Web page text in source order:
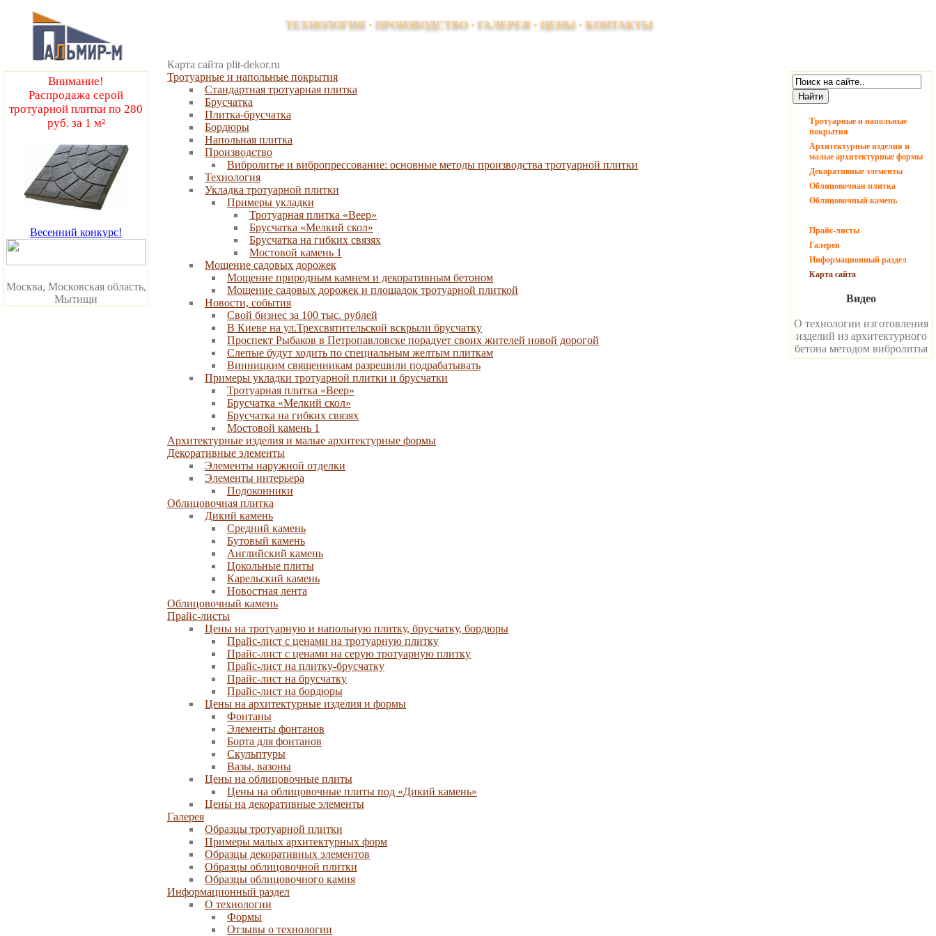
Внимание!
Распродажа серой
тротуарной плитки по 280
руб. за 1 м²
Весенний конкурс!
Москва, Московская область,
Мытищи
ТЕХНОЛОГИЯ • ПРОИЗВОДСТВО• ГАЛЕРЕЯ • ЦЕНЫ• КОНТАКТЫ
Карта сайта plit-dekor.ru
Тротуарные и напольные покрытия
Стандартная тротуарная плитка
Брусчатка
Плитка-брусчатка
Бордюры
Напольная плитка
Производство
Вибролитье и вибропрессование: основные методы производства тротуарной плитки
Технология
Укладка тротуарной плитки
Примеры укладки
Тротуарная плитка «Веер»
Брусчатка «Мелкий скол»
Брусчатка на гибких связях
Мостовой камень 1
Мощение садовых дорожек
Мощение природным камнем и декоративным бетоном
Мощение садовых дорожек и площадок тротуарной плиткой
Новости, события
Свой бизнес за 100 тыс. рублей
В Киеве на ул.Трехсвятительской вскрыли брусчатку
Проспект Рыбаков в Петропавловске порадует своих жителей новой дорогой
Слепые будут ходить по специальным желтым плиткам
Винницким священникам разрешили подрабатывать
Примеры укладки тротуарной плитки и брусчатки
Тротуарная плитка «Веер»
Брусчатка «Мелкий скол»
Брусчатка на гибких связях
Мостовой камень 1
Архитектурные изделия и малые архитектурные формы
Декоративные элементы
Элементы наружной отделки
Элементы интерьера
Подоконники
Облицовочная плитка
Дикий камень
Средний камень
Бутовый камень
Английский камень
Цокольные плиты
Карельский камень
Новостная лента
Облицовочный камень
Прайс-листы
Цены на тротуарную и напольную плитку, брусчатку, бордюры
Прайс-лист с ценами на тротуарную плитку
Прайс-лист с ценами на серую тротуарную плитку
Прайс-лист на плитку-брусчатку
Прайс-лист на брусчатку
Прайс-лист на бордюры
Цены на архитектурные изделия и формы
Фонтаны
Элементы фонтанов
Борта для фонтанов
Скульптуры
Вазы, вазоны
Цены на облицовочные плиты
Цены на облицовочные плиты под «Дикий камень»
Цены на декоративные элементы
Галерея
Образцы тротуарной плитки
Примеры малых архитектурных форм
Образцы декоративных элементов
Образцы облицовочной плитки
Образцы облицовочного камня
Информационный раздел
О технологии
Формы
Отзывы о технологии
Тротуарные и напольные
покрытия
Архитектурные изделия и
малые архитектурные формы
Декоративные элементы
Облицовочная плитка
Облицовочный камень
Прайс-листы
Галерея
Информационный раздел
Карта сайта
Видео
О технологии изготовления
изделий из архитектурного
бетона методом вибролитья